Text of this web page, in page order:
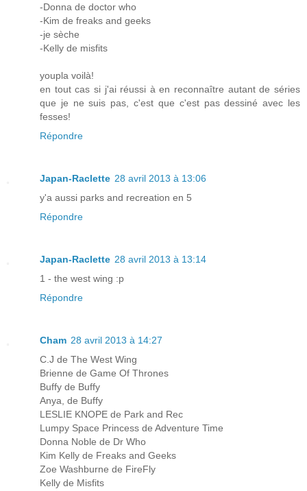
-Donna de doctor who
-Kim de freaks and geeks
-je sèche
-Kelly de misfits
youpla voilà!
en tout cas si j'ai réussi à en reconnaître autant de séries
que je ne suis pas, c'est que c'est pas dessiné avec les
fesses!
Répondre
Japan-Raclette 28 avril 2013 à 13:06
y'a aussi parks and recreation en 5
Répondre
Japan-Raclette 28 avril 2013 à 13:14
1 - the west wing :p
Répondre
Cham 28 avril 2013 à 14:27
C.J de The West Wing
Brienne de Game Of Thrones
Buffy de Buffy
Anya, de Buffy
LESLIE KNOPE de Park and Rec
Lumpy Space Princess de Adventure Time
Donna Noble de Dr Who
Kim Kelly de Freaks and Geeks
Zoe Washburne de FireFly
Kelly de Misfits